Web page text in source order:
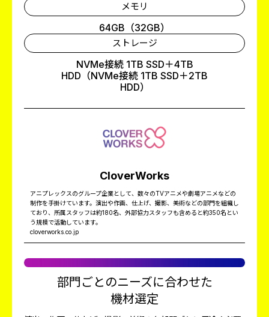
CloverWorks
アニプレックスのグループ企業として、数々のTVアニメや劇場アニメなどの
制作を手掛けています。演出や作画、仕上げ、撮影、美術などの部門を組織し
ており、所属スタッフは約180名、外部協力スタッフも含めると約350名とい
う規模で活動しています。
cloverworks.co.jp
メモリ
64GB（32GB）
ストレージ
NVMe接続 1TB SSD＋4TB
HDD（NVMe接続 1TB SSD＋2TB
HDD）
部門ごとのニーズに合わせた
機材選定